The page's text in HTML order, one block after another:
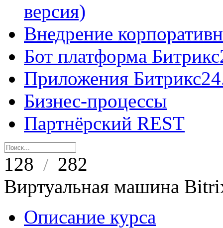
версия)
Внедрение
Бот платформа
Приложения
Бизнес-процессы
Партнёрский REST
128 / 282
Виртуальная машина
Описание курса